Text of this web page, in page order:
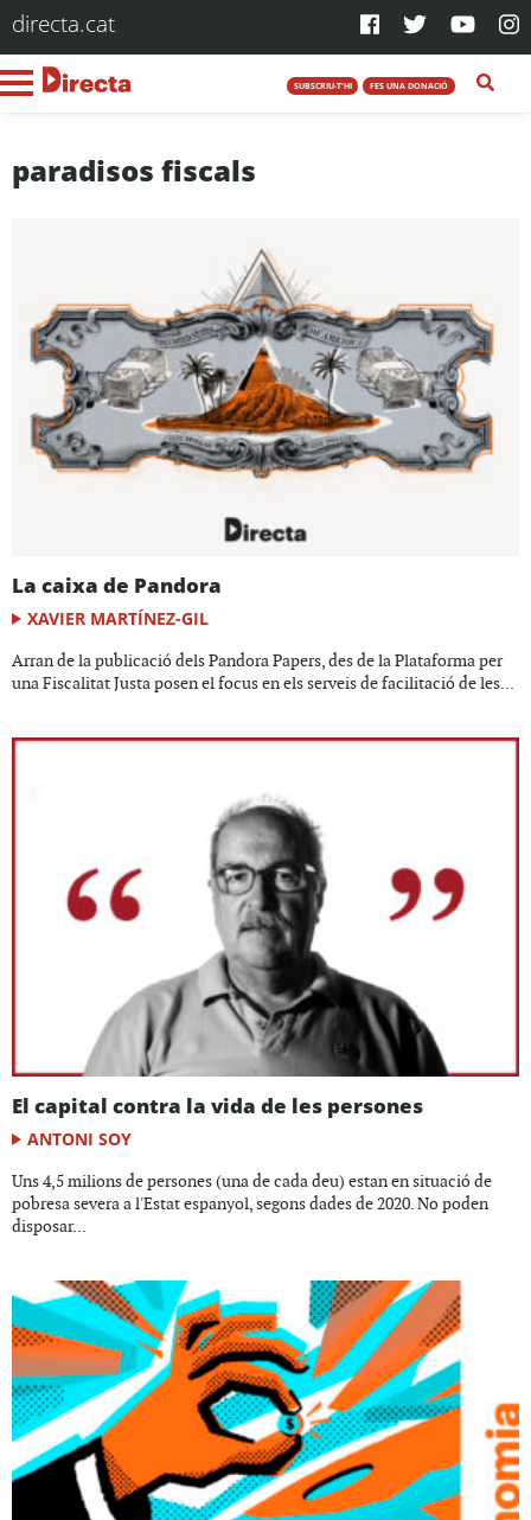
directa.cat
SUBSCRIU-T'HI FES UNA DONACIÓ
paradisos fiscals
La caixa de Pandora
XAVIER MARTÍNEZ-GIL
Arran de la publicació dels Pandora Papers, des de la Plataforma per
una Fiscalitat Justa posen el focus en els serveis de facilitació de les...
El capital contra la vida de les persones
ANTONI SOY
Uns 4,5 milions de persones (una de cada deu) estan en situació de
pobresa severa a l'Estat espanyol, segons dades de 2020. No poden
disposar...